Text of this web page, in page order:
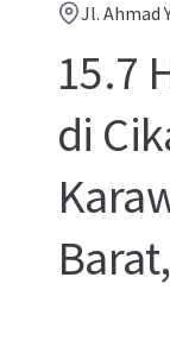
Jl. Ahmad
15.7
di